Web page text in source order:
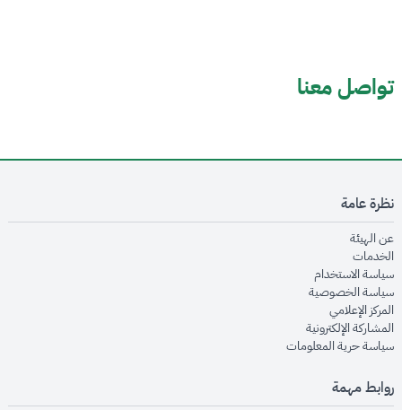
تواصل معنا
نظرة عامة
عن الهيئةopens in new window
الخدماتopens in new window
سياسة الاستخدام
سياسة الخصوصيةopens in new window
المركز الإعلاميopens in new window
المشاركة الإلكترونيةopens in new window
سياسة حرية المعلوماتopens in new window
روابط مهمة